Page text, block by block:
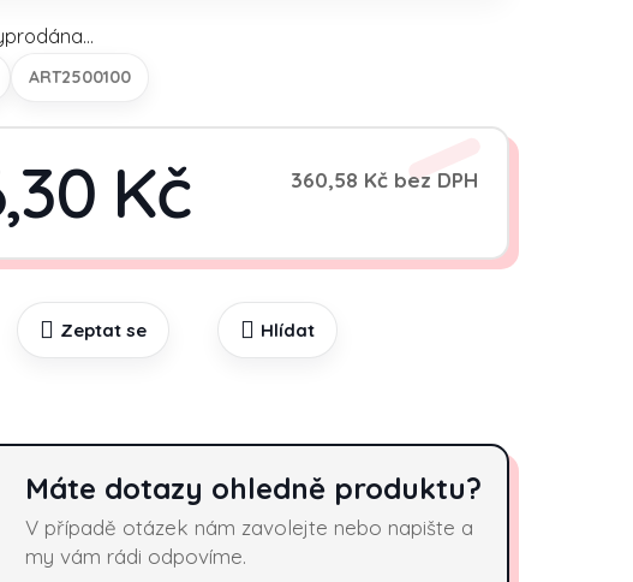
ART2500100
Kč
360,58 Kč bez DPH
Zeptat se Hlídat
Máte dotazy ohledně produktu?
V případě otázek nám zavolejte nebo napište a
my vám rádi odpovíme.